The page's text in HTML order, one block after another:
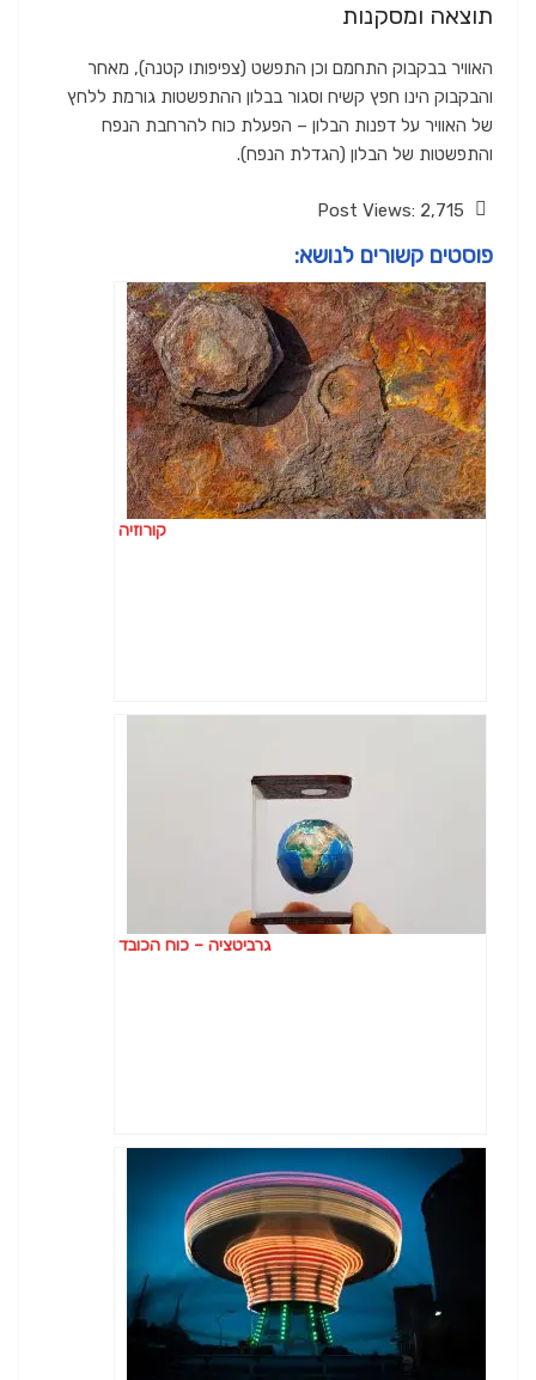
תוצאה ומסקנות
האוויר בבקבוק התחמם וכן התפשט (צפיפותו קטנה), מאחר
והבקבוק הינו חפץ קשיח וסגור בבלון ההתפשטות גורמת ללחץ
של האוויר על דפנות הבלון – הפעלת כוח להרחבת הנפח
והתפשטות של הבלון (הגדלת הנפח).
Post Views: 2,715
פוסטים קשורים לנושא:
קורוזיה
גרביטציה – כוח הכובד